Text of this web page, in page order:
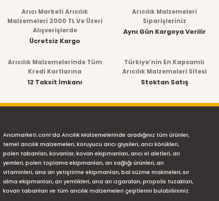
Arıcı Marketi Arıcılık
Malzemeleri 2000 TL Ve Üzeri
Alışverişlerde
Ücretsiz Kargo
Arıcılık Malzemeleri
Siparişleriniz
Aynı Gün Kargoya Verilir
Arıcılık Malzemelerinde Tüm
Kredi Kartlarına
12 Taksit İmkanı
Türkiye’nin En Kapsamlı
Arıcılık Malzemeleri Sitesi
Stoktan Satış
Arıcımarketi.com’da Arıcılık Malzemelerinde aradığınız tüm ürünler,
temel arıcılık malzemeleri, koruyucu arıcı giysileri, arıcı körükleri,
polen tabanları, kovanlar, kovan ekipmanları, arıcı el aletleri, arı
yemleri, polen toplama ekipmanları, arı sağlığı ürünleri, arı
vitaminleri, ana arı yetiştirme ekipmanları, bal süzme makineleri, sır
alma ekipmanları, arı yemlikleri, ana arı ızgaraları, propolis tuzakları,
kovan tabanları ve tüm arıcılık malzemeleri çeşitlerini bulabilirsiniz.